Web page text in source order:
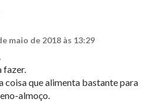
maio de 2018 às 13:29
fazer.
coisa que alimenta bastante para
almoço.